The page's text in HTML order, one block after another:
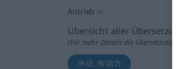
Antrieb m
Übersicht aller
(Für mehr Details die Übersetzung
冲动, 推动力